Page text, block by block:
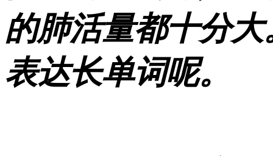
的肺活量都十分
表达长单词呢。